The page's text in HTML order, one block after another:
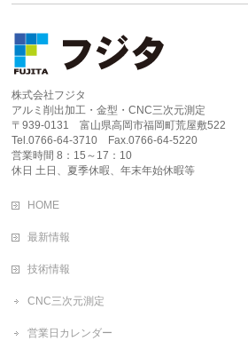
株式会社フジタ
アルミ削出加工・金型・CNC三次元測定
〒939-0131 富山県高岡市福岡町荒屋敷522
Tel.0766-64-3710 Fax.0766-64-5220
営業時間 8：15～17：10
休日 土日、夏季休暇、年末年始休暇等
HOME
最新情報
技術情報
CNC三次元測定
営業日カレンダー